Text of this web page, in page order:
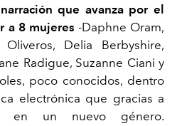
que avanza por el
a 8 mujeres -Daphne Oram,
Delia Berbyshire,
Radigue, Suzanne Ciani y
poco conocidos, dentro
electrónica que gracias a
en un nuevo género.